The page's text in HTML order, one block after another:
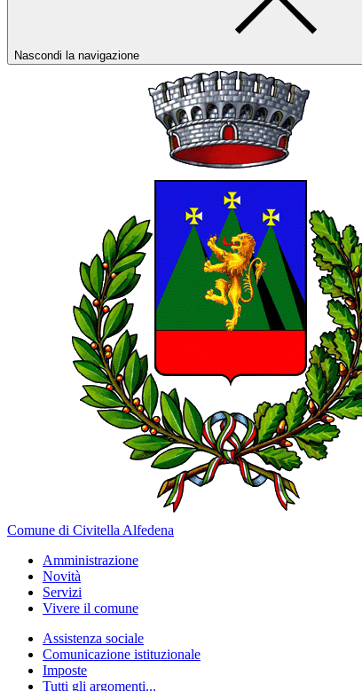
Nascondi la navigazione
Comune di Civitella Alfedena
Amministrazione
Novità
Servizi
Vivere il comune
Assistenza sociale
Comunicazione istituzionale
Imposte
Tutti gli argomenti...